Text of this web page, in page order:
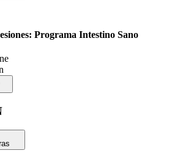
Programa Intestino Sano